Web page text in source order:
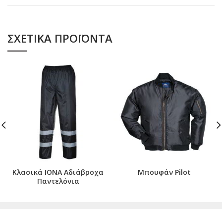
ΣΧΕΤΙΚΆ ΠΡΟΪΌΝΤΑ
Κλασικά ΙΟΝΑ Αδιάβροχα
Παντελόνια
Μπουφάν Pilot